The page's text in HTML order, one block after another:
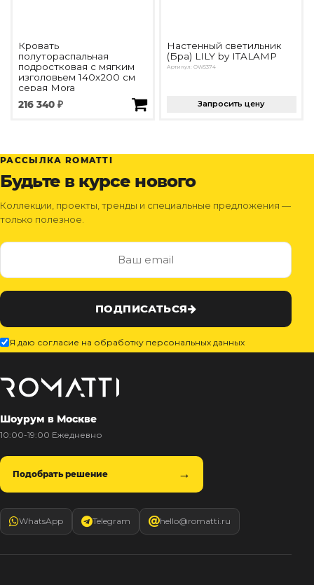
Кровать
полутораспальная
подростковая с мягким
изголовьем 140х200 см
серая Mora
216 340 ₽
Настенный светильник
(Бра) LILY by ITALAMP
Артикул: OW5374
Запросить цену
РАССЫЛКА ROMATTI
Будьте в курсе нового
Коллекции, проекты, тренды и специальные предложения —
только полезное.
ПОДПИСАТЬСЯ
Я даю согласие на обработку персональных данных
Шоурум в Москве
10:00-19:00 Ежедневно
Подобрать решение
WhatsApp Telegram hello@romatti.ru